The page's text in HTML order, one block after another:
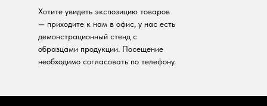
Хотите увидеть экспозицию товаров
— приходите к нам в офис, у нас есть
демонстрационный стенд с
образцами продукции. Посещение
необходимо согласовать по телефону.